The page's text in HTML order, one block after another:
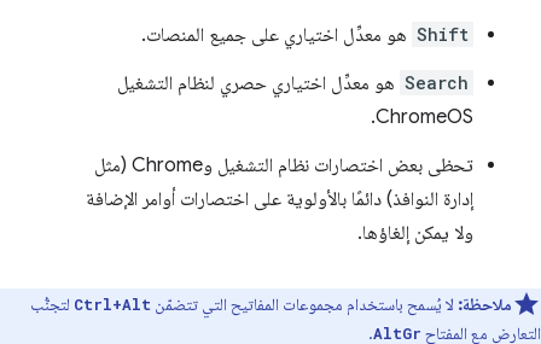
Shift هو معدِّل اختياري على جميع المنصات.
Search هو معدِّل اختياري حصري لنظام التشغيل
ChromeOS.
تحظى بعض اختصارات نظام التشغيل وChrome (مثل
إدارة النوافذ) دائمًا بالأولوية على اختصارات أوامر الإضافة
ولا يمكن إلغاؤها.
ملاحظة: لا يُسمح باستخدام مجموعات المفاتيح التي تتضمّن Ctrl+Alt لتجنُّب
التعارض مع المفتاح AltGr
.